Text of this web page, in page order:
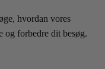
hvordan vores
og forbedre dit besøg.